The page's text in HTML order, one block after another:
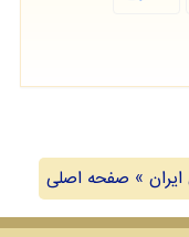
ایران » صفحه اصلی